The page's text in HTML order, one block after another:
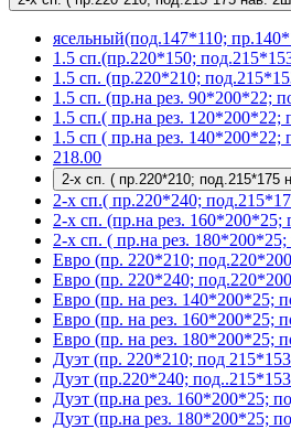
ясельный(под.147*110;
1.5 сп.(пр.220*150;
1.5 сп. (пр.220*210;
1.5 сп. (пр.на рез. 90*200*22;
1.5 сп.( пр.на рез.
1.5 сп ( пр.на рез.
218.00
2-х сп. ( пр.220*210; под.215*175
2-х сп.( пр.220*240;
2-х сп. (пр.на рез.
2-х сп. ( пр.на рез.
Евро (пр. 220*210;
Евро (пр. 220*240;
Евро (пр. на рез. 140*200*25;
Евро (пр. на рез. 160*200*25;
Евро (пр. на рез. 180*200*25;
Дуэт (пр. 220*210; под
Дуэт (пр.220*240;
Дуэт (пр.на рез. 160*200*25;
Дуэт (пр.на рез. 180*200*25;